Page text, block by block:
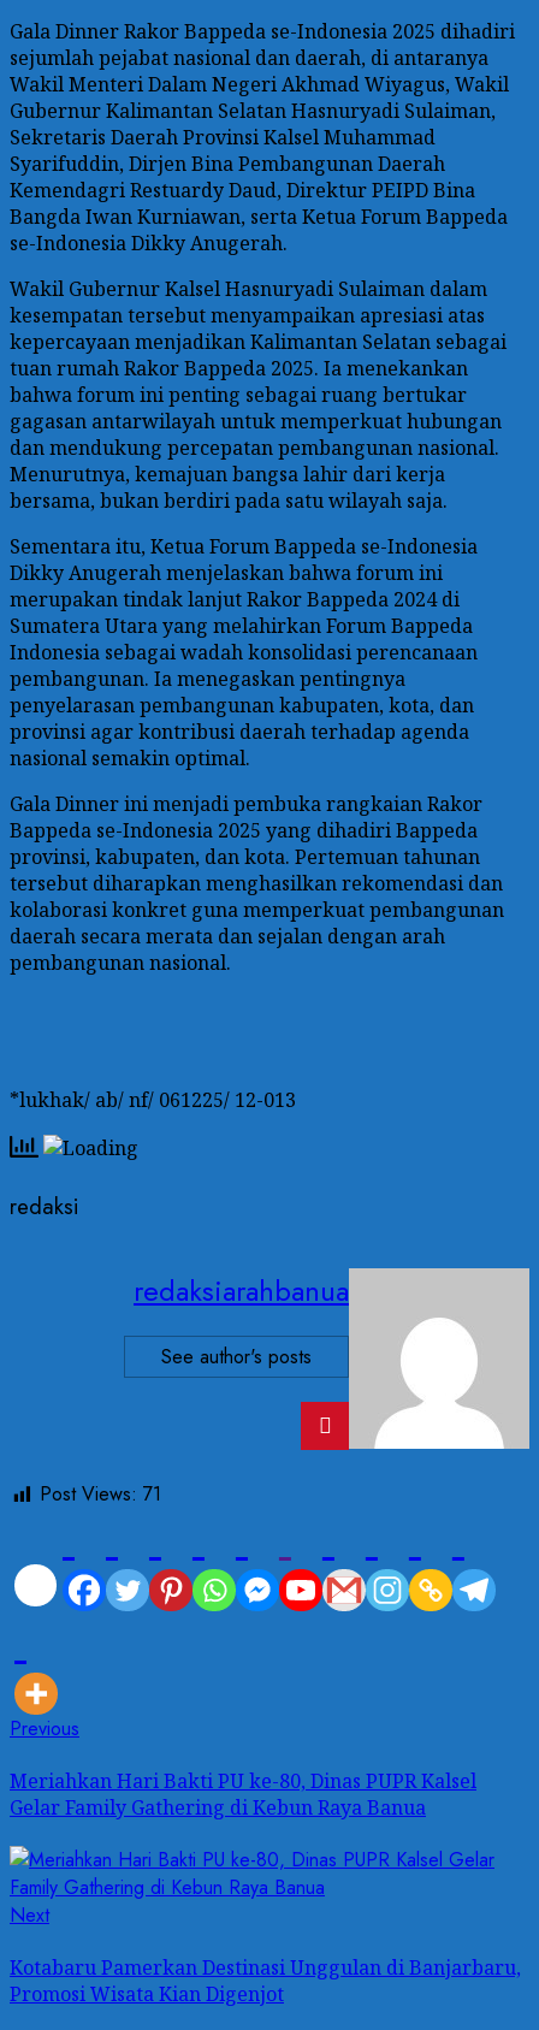
Gala Dinner Rakor Bappeda se-Indonesia 2025 dihadiri
sejumlah pejabat nasional dan daerah, di antaranya
Wakil Menteri Dalam Negeri Akhmad Wiyagus, Wakil
Gubernur Kalimantan Selatan Hasnuryadi Sulaiman,
Sekretaris Daerah Provinsi Kalsel Muhammad
Syarifuddin, Dirjen Bina Pembangunan Daerah
Kemendagri Restuardy Daud, Direktur PEIPD Bina
Bangda Iwan Kurniawan, serta Ketua Forum Bappeda
se-Indonesia Dikky Anugerah.
Wakil Gubernur Kalsel Hasnuryadi Sulaiman dalam
kesempatan tersebut menyampaikan apresiasi atas
kepercayaan menjadikan Kalimantan Selatan sebagai
tuan rumah Rakor Bappeda 2025. Ia menekankan
bahwa forum ini penting sebagai ruang bertukar
gagasan antarwilayah untuk memperkuat hubungan
dan mendukung percepatan pembangunan nasional.
Menurutnya, kemajuan bangsa lahir dari kerja
bersama, bukan berdiri pada satu wilayah saja.
Sementara itu, Ketua Forum Bappeda se-Indonesia
Dikky Anugerah menjelaskan bahwa forum ini
merupakan tindak lanjut Rakor Bappeda 2024 di
Sumatera Utara yang melahirkan Forum Bappeda
Indonesia sebagai wadah konsolidasi perencanaan
pembangunan. Ia menegaskan pentingnya
penyelarasan pembangunan kabupaten, kota, dan
provinsi agar kontribusi daerah terhadap agenda
nasional semakin optimal.
Gala Dinner ini menjadi pembuka rangkaian Rakor
Bappeda se-Indonesia 2025 yang dihadiri Bappeda
provinsi, kabupaten, dan kota. Pertemuan tahunan
tersebut diharapkan menghasilkan rekomendasi dan
kolaborasi konkret guna memperkuat pembangunan
daerah secara merata dan sejalan dengan arah
pembangunan nasional.
*lukhak/ ab/ nf/ 061225/ 12-013
redaksi
redaksiarahbanua
See author's posts
Post Views: 71
Post
navigation
Previous
Meriahkan Hari Bakti PU ke-80, Dinas PUPR Kalsel
Gelar Family Gathering di Kebun Raya Banua
NextNext
Kotabaru Pamerkan Destinasi Unggulan di Banjarbaru,
Promosi Wisata Kian Digenjot